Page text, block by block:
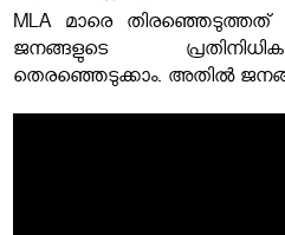
MLA മാരെ
ജനങ്ങളുടെ
തെരഞ്ഞെടുക്കാം. അതിൽ